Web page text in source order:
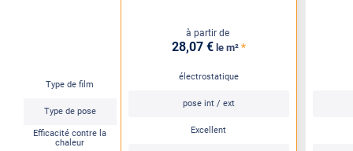
Type de film
Type de pose
Efficacité contre la
chaleur
à partir de
28,07 € le m² *
électrostatique
pose int / ext
Excellent